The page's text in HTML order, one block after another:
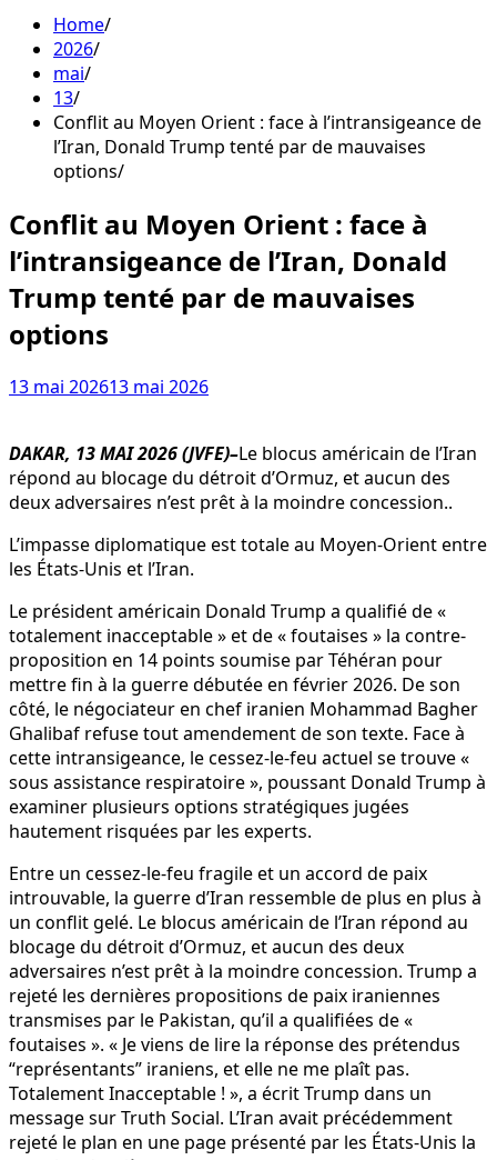
Home
2026
mai
13
Conflit au Moyen Orient : face à l’intransigeance de
l’Iran, Donald Trump tenté par de mauvaises
options
Conflit au Moyen Orient : face à
l’intransigeance de l’Iran, Donald
Trump tenté par de mauvaises
options
13 mai 202613 mai 2026
DAKAR, 13 MAI 2026 (JVFE)–Le blocus américain de l’Iran
répond au blocage du détroit d’Ormuz, et aucun des
deux adversaires n’est prêt à la moindre concession..
L’impasse diplomatique est totale au Moyen-Orient entre
les États-Unis et l’Iran.
Le président américain Donald Trump a qualifié de «
totalement inacceptable » et de « foutaises » la contre-
proposition en 14 points soumise par Téhéran pour
mettre fin à la guerre débutée en février 2026. De son
côté, le négociateur en chef iranien Mohammad Bagher
Ghalibaf refuse tout amendement de son texte. Face à
cette intransigeance, le cessez-le-feu actuel se trouve «
sous assistance respiratoire », poussant Donald Trump à
examiner plusieurs options stratégiques jugées
hautement risquées par les experts.
Entre un cessez-le-feu fragile et un accord de paix
introuvable, la guerre d’Iran ressemble de plus en plus à
un conflit gelé. Le blocus américain de l’Iran répond au
blocage du détroit d’Ormuz, et aucun des deux
adversaires n’est prêt à la moindre concession. Trump a
rejeté les dernières propositions de paix iraniennes
transmises par le Pakistan, qu’il a qualifiées de «
foutaises ». « Je viens de lire la réponse des prétendus
“représentants” iraniens, et elle ne me plaît pas.
Totalement Inacceptable ! », a écrit Trump dans un
message sur Truth Social. L’Iran avait précédemment
rejeté le plan en une page présenté par les États-Unis la